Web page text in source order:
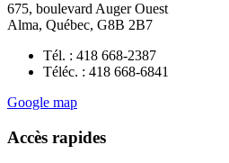
675, boulevard Auger Ouest
Alma, Québec, G8B 2B7
Tél. : 418 668-2387
Téléc. : 418 668-6841
Google map
Accès rapides